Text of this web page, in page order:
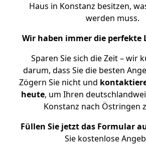
Haus in Konstanz besitzen,
werden muss.
Wir haben immer die perfekte
Sparen Sie sich die Zeit – wir
darum, dass Sie die besten
Zögern Sie nicht und
heute, um Ihren
Konstanz nach Östringen
Füllen Sie jetzt das Formular
Sie kostenlose